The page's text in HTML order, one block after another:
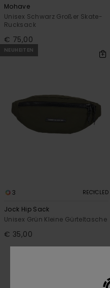
Mohave
Unisex Schwarz Großer Skate-
Rucksack
€ 75,00
NEUHEITEN
3 RECYCLED
Jock Hip Sack
Unisex Grün Kleine Gürteltasche
€ 35,00